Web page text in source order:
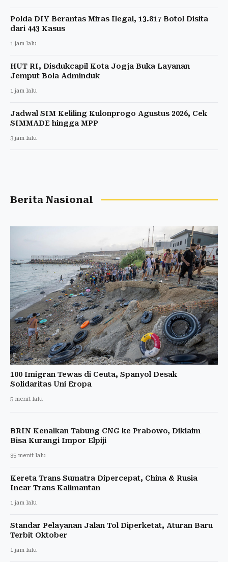
Polda DIY Berantas Miras Ilegal, 13.817 Botol Disita
dari 443 Kasus
1 jam lalu
HUT RI, Disdukcapil Kota Jogja Buka Layanan
Jemput Bola Adminduk
1 jam lalu
Jadwal SIM Keliling Kulonprogo Agustus 2026, Cek
SIMMADE hingga MPP
3 jam lalu
Berita Nasional
100 Imigran Tewas di Ceuta, Spanyol Desak
Solidaritas Uni Eropa
5 menit lalu
BRIN Kenalkan Tabung CNG ke Prabowo, Diklaim
Bisa Kurangi Impor Elpiji
35 menit lalu
Kereta Trans Sumatra Dipercepat, China & Rusia
Incar Trans Kalimantan
1 jam lalu
Standar Pelayanan Jalan Tol Diperketat, Aturan Baru
Terbit Oktober
1 jam lalu